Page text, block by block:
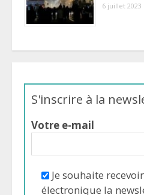
6 juillet 2023
S'inscrire à la
Votre e-mail
Je souhaite
électronique la